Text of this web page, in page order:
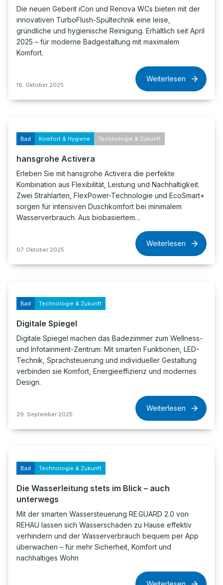
Die neuen Geberit iCon und Renova WCs bieten mit der
innovativen TurboFlush-Spültechnik eine leise,
gründliche und hygienische Reinigung. Erhältlich seit April
2025 – für moderne Badgestaltung mit maximalem
Komfort.
16. Oktober 2025
Weiterlesen
Bad Komfort & Hygiene Technologie & Zukunft
hansgrohe Activera
Erleben Sie mit hansgrohe Activera die perfekte
Kombination aus Flexibilität, Leistung und Nachhaltigkeit.
Zwei Strahlarten, FlexPower-Technologie und EcoSmart+
sorgen für intensiven Duschkomfort bei minimalem
Wasserverbrauch. Aus biobasiertem…
07. Oktober 2025
Weiterlesen
Bad Technologie & Zukunft
Digitale Spiegel
Digitale Spiegel machen das Badezimmer zum Wellness-
und Infotainment-Zentrum: Mit smarten Funktionen, LED-
Technik, Sprachsteuerung und individueller Gestaltung
verbinden sie Komfort, Energieeffizienz und modernes
Design.
29. September 2025
Weiterlesen
Bad Technologie & Zukunft
Die Wasserleitung stets im Blick – auch
unterwegs
Mit der smarten Wassersteuerung RE.GUARD 2.0 von
REHAU lassen sich Wasserschäden zu Hause effektiv
verhindern und der Wasserverbrauch bequem per App
überwachen – für mehr Sicherheit, Komfort und
nachhaltiges Wohn